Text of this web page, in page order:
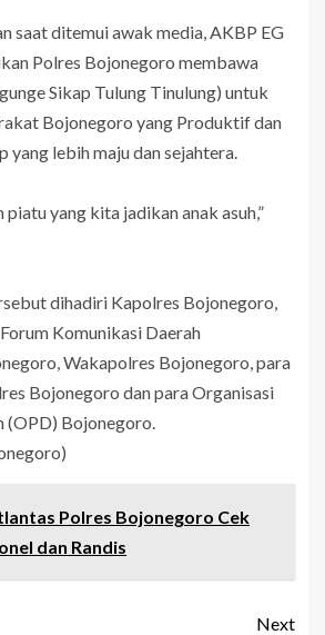
saat ditemui awak media, AKBP EG
Polres Bojonegoro membawa
Sikap Tulung Tinulung) untuk
Bojonegoro yang Produktif dan
yang lebih maju dan sejahtera.
piatu yang kita jadikan anak asuh,”
dihadiri Kapolres Bojonegoro,
Komunikasi Daerah
Wakapolres Bojonegoro, para
Bojonegoro dan para Organisasi
(OPD) Bojonegoro.
Polres Bojonegoro Cek
dan Randis
Next